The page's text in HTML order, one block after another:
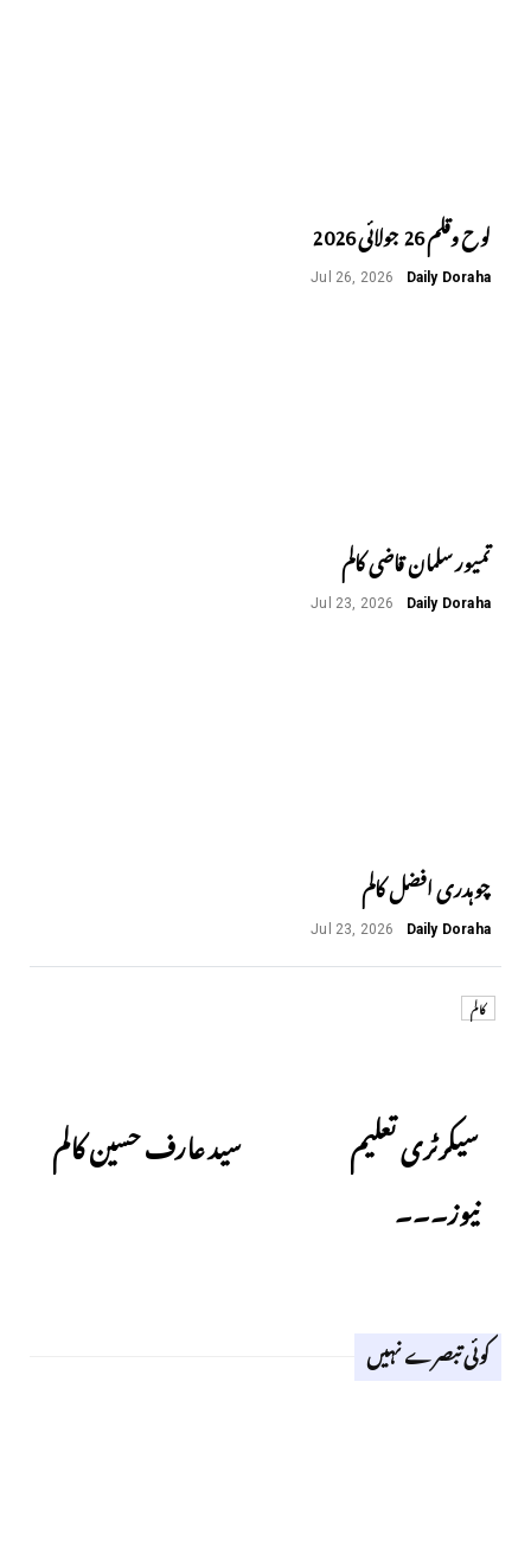
لوح وقلم 26 جولائی 2026
Daily Doraha
Jul 26, 2026
تمیور سلمان قاضی کالم
Daily Doraha
Jul 23, 2026
چوہدری افضل کالم
Daily Doraha
Jul 23, 2026
کالم
سیکرٹری تعلیم
نیوز۔۔۔
سید عارف حسین کالم
کوئی تبصرے نہیں